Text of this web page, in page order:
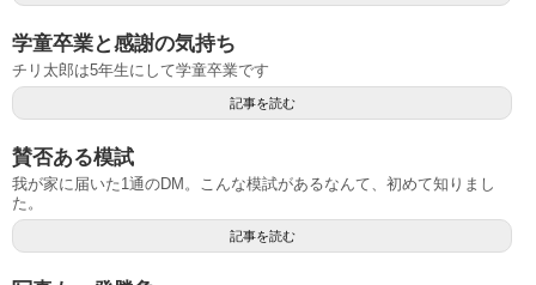
学童卒業と感謝の気持ち
チリ太郎は5年生にして学童卒業です
記事を読む
賛否ある模試
我が家に届いた1通のDM。こんな模試があるなんて、初めて知りまし
た。
記事を読む